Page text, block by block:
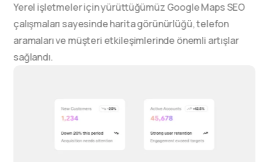
Yerel işletmeler için yürüttüğümüz Google Maps SEO
çalışmaları sayesinde harita görünürlüğü, telefon
aramaları ve müşteri etkileşimlerinde önemli artışlar
sağlandı.